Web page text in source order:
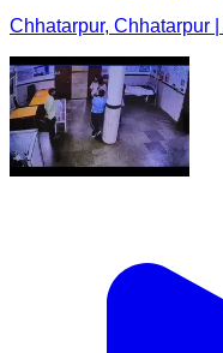
Chhatarpur, Chhatarpur